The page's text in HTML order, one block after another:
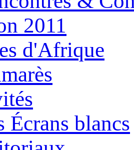
2011
d'Afrique
Écrans blancs